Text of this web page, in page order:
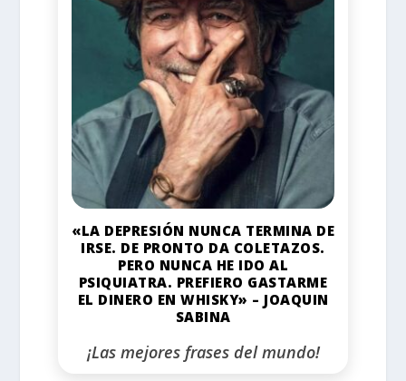
«LA DEPRESIÓN NUNCA TERMINA DE
IRSE. DE PRONTO DA COLETAZOS.
PERO NUNCA HE IDO AL
PSIQUIATRA. PREFIERO GASTARME
EL DINERO EN WHISKY» – JOAQUIN
SABINA
¡Las mejores frases del mundo!